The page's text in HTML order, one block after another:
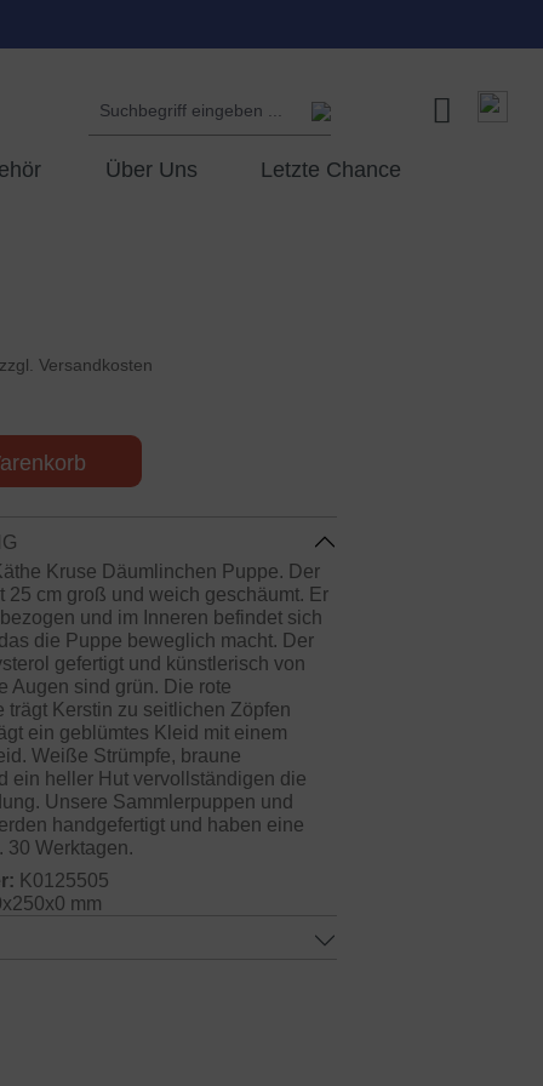
Über Uns Letzte Chance
Versandkosten
Kruse Däumlinchen Puppe. Der
25 cm groß und weich geschäumt. Er
und im Inneren befindet sich
die Puppe beweglich macht. Der
gefertigt und künstlerisch von
Augen sind grün. Die rote
trägt Kerstin zu seitlichen Zöpfen
ein geblümtes Kleid mit einem
Weiße Strümpfe, braune
ein heller Hut vervollständigen die
Unsere Sammlerpuppen und
handgefertigt und haben eine
30 Werktagen.
K0125505
mm